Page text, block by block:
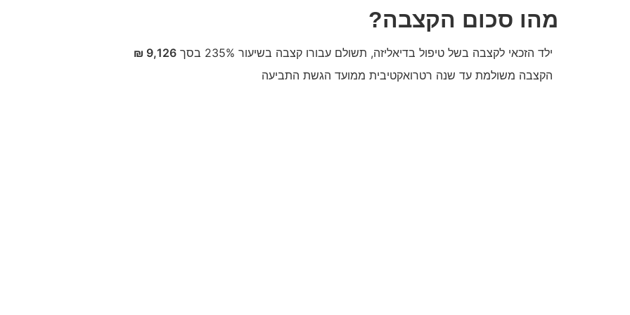
מהו סכום הקצבה?
ילד הזכאי לקצבה בשל טיפול בדיאליזה, תשולם עבורו קצבה בשיעור 235% בסך
9,126 ₪
הקצבה משולמת עד שנה רטרואקטיבית ממועד הגשת התביעה